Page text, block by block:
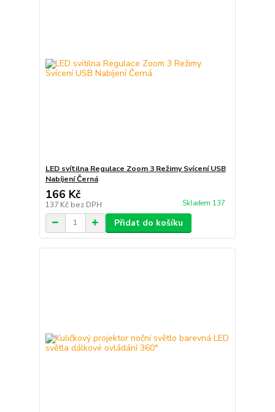
LED svítilna Regulace Zoom 3 Režimy Svícení USB
Nabíjení Černá
166 Kč
137 Kč bez DPH Skladem 137
Přidat do košíku